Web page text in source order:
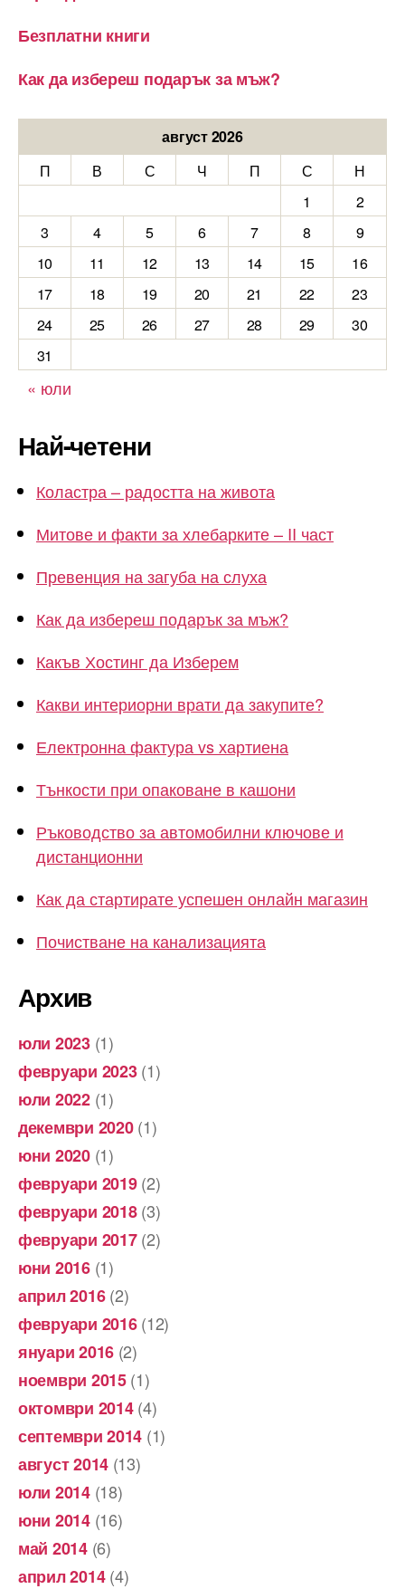
Безплатни книги
Как да избереш подарък за мъж?
август 2026
П
В С Ч П С
Н
1
2
3
4 5 6 7 8
9
10
11 12 13 14 15
16
17
18 19 20 21 22
23
24
25 26 27 28 29
30
31
« юли
Най-четени
Коластра – радостта на живота
Митове и факти за хлебарките – II част
Превенция на загуба на слуха
Как да избереш подарък за мъж?
Какъв Хостинг да Изберем
Какви интериорни врати да закупите?
Електронна фактура vs хартиена
Тънкости при опаковане в кашони
Ръководство за автомобилни ключове и
дистанционни
Как да стартирате успешен онлайн магазин
Почистване на канализацията
Архив
юли 2023(1)
февруари 2023(1)
юли 2022(1)
декември 2020(1)
юни 2020(1)
февруари 2019(2)
февруари 2018(3)
февруари 2017(2)
юни 2016(1)
април 2016(2)
февруари 2016(12)
януари 2016 (2)
ноември 2015(1)
октомври 2014(4)
септември 2014 (1)
август 2014 (13)
юли 2014(18)
юни 2014(16)
май 2014(6)
април 2014(4)